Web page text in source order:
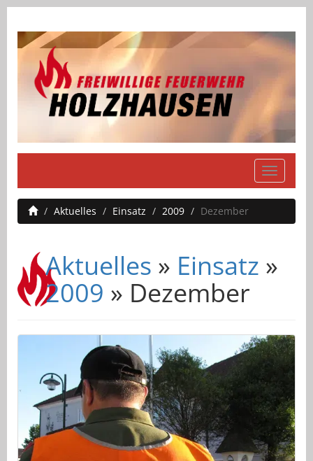
Aktuelles
Einsatz 2009 Dezember
Aktuelles » Einsatz »
2009 » Dezember